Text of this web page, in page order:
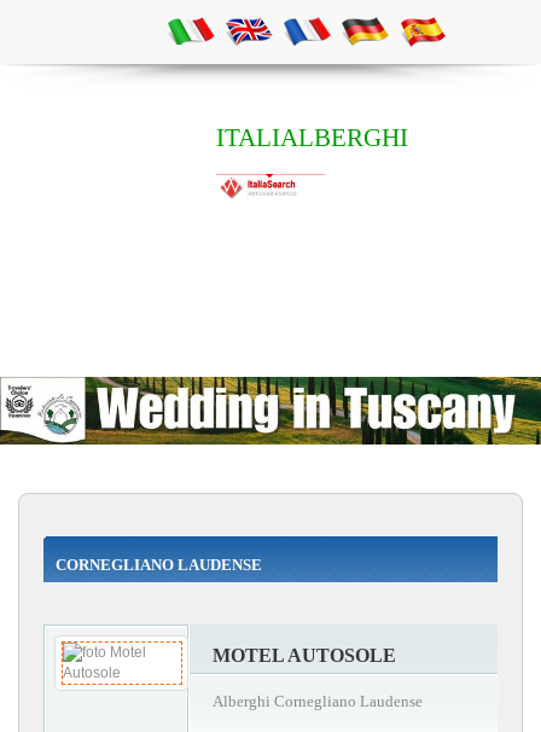
ITALIALBERGHI
CORNEGLIANO LAUDENSE
MOTEL AUTOSOLE
Alberghi Cornegliano Laudense